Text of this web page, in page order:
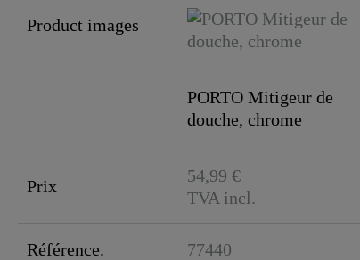
Product images
PORTO Mitigeur de
douche, chrome
Prix
54,99 €
TVA incl.
Référence. 77440